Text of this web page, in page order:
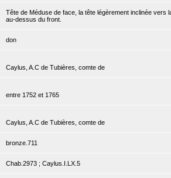
Tête de Méduse de face, la tête légèrement inclinée
au-dessus du front.
don
Caylus, A.C de Tubières, comte de
entre 1752 et 1765
Caylus, A.C de Tubières, comte de
bronze.711
Chab.2973 ; Caylus.I.LX.5